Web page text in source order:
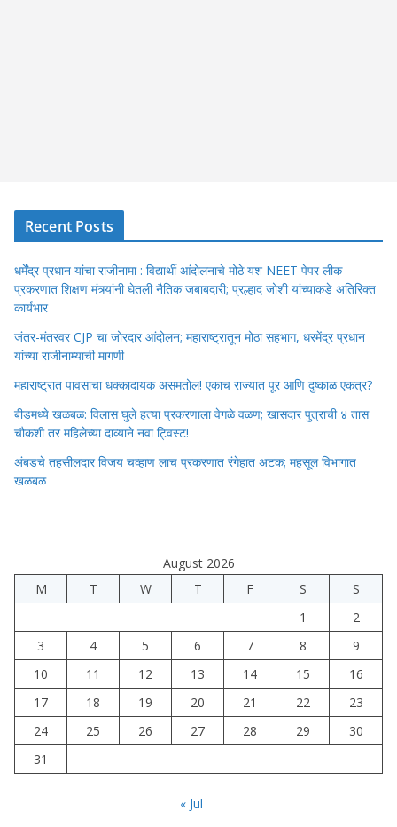
Recent Posts
धर्मेंद्र प्रधान यांचा राजीनामा : विद्यार्थी आंदोलनाचे मोठे यश NEET पेपर लीक
प्रकरणात शिक्षण मंत्र्यांनी घेतली नैतिक जबाबदारी; प्रल्हाद जोशी यांच्याकडे अतिरिक्त
कार्यभार
जंतर-मंतरवर CJP चा जोरदार आंदोलन; महाराष्ट्रातून मोठा सहभाग, धरमेंद्र प्रधान
यांच्या राजीनाम्याची मागणी
महाराष्ट्रात पावसाचा धक्कादायक असमतोल! एकाच राज्यात पूर आणि दुष्काळ एकत्र?
बीडमध्ये खळबळ: विलास घुले हत्या प्रकरणाला वेगळे वळण; खासदार पुत्राची ४ तास
चौकशी तर महिलेच्या दाव्याने नवा ट्विस्ट!
अंबडचे तहसीलदार विजय चव्हाण लाच प्रकरणात रंगेहात अटक; महसूल विभागात
खळबळ
August 2026
M
T W T F S
S
1
2
3
4 5 6 7 8
9
10
11 12 13 14 15
16
17
18 19 20 21 22
23
24
25 26 27 28 29
30
31
« Jul